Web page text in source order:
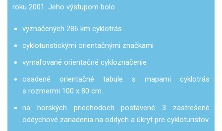
roku 2001. Jeho výstupom bolo
vyznačených 286 km cyklotrás
cykloturistickými orientačnými značkami
vymaľované orientačné cykloznačenie
osadené orientačné tabule s mapami cyklotrás
s rozmermi 100 x 80 cm.
na horských priechodoch postavené 3 zastrešené
oddychové zariadenia na oddych a úkryt pre cykloturistov.